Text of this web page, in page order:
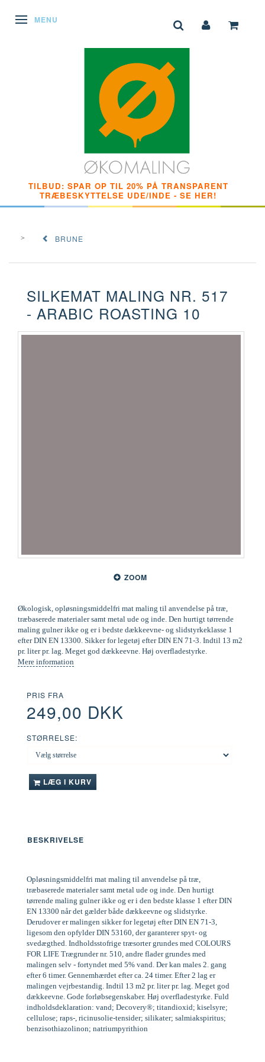
SKIFTE NAVIGATION
MENU
TILBUD: SPAR OP TIL 20% PÅ TRANSPARENT
TRÆBESKYTTELSE UDE/INDE - SE HER!
BRUNE
SILKEMAT MALING NR. 517
- ARABIC ROASTING 10
ZOOM
Økologisk, opløsningsmiddelfri mat maling til anvendelse på træ,
træbaserede materialer samt metal ude og inde. Den hurtigt tørrende
maling gulner ikke og er i bedste dækkeevne- og slidstyrkeklasse 1
efter DIN EN 13300. Sikker for legetøj efter DIN EN 71-3. Indtil 13 m2
pr. liter pr. lag. Meget god dækkeevne. Høj overfladestyrke.
Mere information
PRIS FRA
249,00 DKK
STØRRELSE:
LÆG I KURV
BESKRIVELSE
Opløsningsmiddelfri mat maling til anvendelse på træ,
træbaserede materialer samt metal ude og inde. Den hurtigt
tørrende maling gulner ikke og er i den bedste klasse 1 efter DIN
EN 13300 når det gælder både dækkeevne og slidstyrke.
Derudover er malingen sikker for legetøj efter DIN EN 71-3,
ligesom den opfylder DIN 53160, der garanterer spyt- og
svedægthed. Indholdsstofrige træsorter grundes med COLOURS
FOR LIFE Trægrunder nr. 510, andre flader grundes med
malingen selv - fortyndet med 5% vand. Der kan males 2. gang
efter 6 timer. Gennemhærdet efter ca. 24 timer. Efter 2 lag er
malingen vejrbestandig. Indtil 13 m2 pr. liter pr. lag. Meget god
dækkeevne. Gode forløbsegenskaber. Høj overfladestyrke. Fuld
indholdsdeklaration: vand; Decovery®; titandioxid; kiselsyre;
cellulose; raps-, ricinusolie-tensider; silikater; salmiakspiritus;
benzisothiazolinon; natriumpyrithion